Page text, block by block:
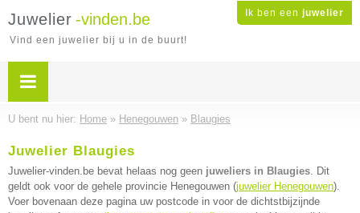
Ik ben een juwelier
Juwelier -vinden.be
Vind een juwelier bij u in de buurt!
U bent nu hier: Home » Henegouwen » Blaugies
Juwelier Blaugies
Juwelier-vinden.be bevat helaas nog geen juweliers in Blaugies. Dit
geldt ook voor de gehele provincie Henegouwen (juwelier Henegouwen).
Voer bovenaan deze pagina uw postcode in voor de dichtstbijzijnde